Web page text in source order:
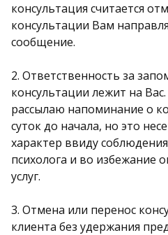
консультация считается
консультации Вам
сообщение.
2. Ответственность за
консультации лежит на
рассылаю напоминание о
суток до начала, но это
характер ввиду
психолога и во избежание
услуг.
3. Отмена или перенос
клиента без удержания